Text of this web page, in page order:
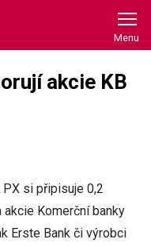
akcie KB
si připisuje 0,2
akcie Komerční banky
Erste Bank či výrobci